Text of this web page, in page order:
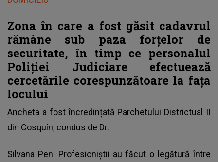
Zona în care a fost găsit cadavrul
rămâne sub paza forțelor de
securitate, în timp ce personalul
Poliției Judiciare efectuează
cercetările corespunzătoare la fața
locului
Ancheta a fost încredințată Parchetului Districtual II
din Cosquín, condus de Dr.
Silvana Pen. Profesioniștii au făcut o legătură între